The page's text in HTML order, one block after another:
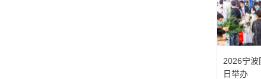
2026宁
日举办